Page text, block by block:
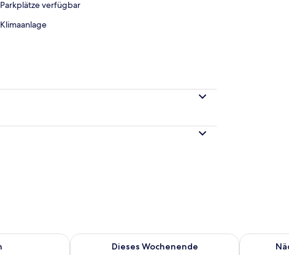
gegen Gebühr
Parkplätze verfügbar
Klimaanlage
für morgen, Aug. 8 - Aug. 9.
Dieses Wochenende
Überprüfe die Verfügbarkeit für dieses Überprüfe